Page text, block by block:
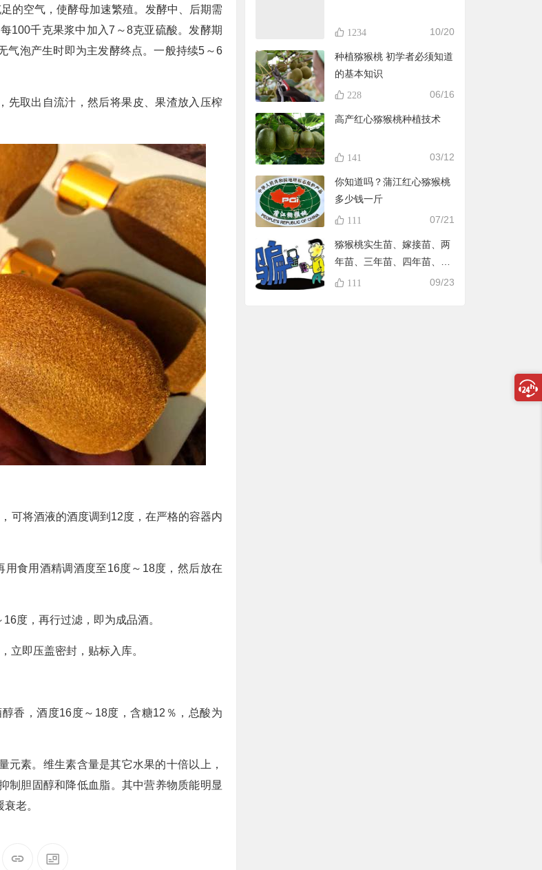
的空气，使酵母加速繁殖。发酵中、后期需
100千克果浆中加入7～8克亚硫酸。发酵期
气泡产生时即为主发酵终点。一般持续5～6
先取出自流汁，然后将果皮、果渣放入压榨
可将酒液的酒度调到12度，在严格的容器内
食用酒精调酒度至16度～18度，然后放在
度，再行过滤，即为成品酒。
立即压盖密封，贴标入库。
香，酒度16度～18度，含糖12％，总酸为
素。维生素含量是其它水果的十倍以上，
制胆固醇和降低血脂。其中营养物质能明显
老。
1234 10/20
种植猕猴桃 初学者必须知道
的基本知识
228 06/16
高产红心猕猴桃种植技术
141 03/12
你知道吗？蒲江红心猕猴桃
多少钱一斤
111 07/21
猕猴桃实生苗、嫁接苗、两
年苗、三年苗、四年苗、五
年苗，教大家怎样避免在淘
111 09/23